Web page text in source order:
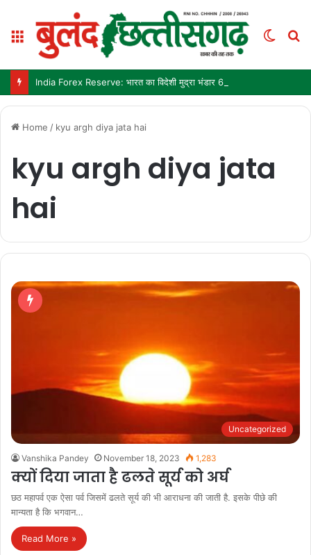
Menu
Switch
Home / kyu argh diya jata hai
kyu argh diya jata
hai
Uncategorized
Vanshika Pandey November 18, 2023 1,283
क्यों दिया जाता है ढलते सूर्य को अर्घ
छठ महापर्व एक ऐसा पर्व जिसमें ढलते सूर्य की भी आराधना की जाती है. इसके पीछे की
मान्यता है कि भगवान…
Read More »